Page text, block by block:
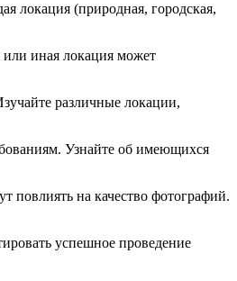
локация (природная, городская,
иная локация может
различные локации,
Узнайте об имеющихся
на качество фотографий.
успешное проведение